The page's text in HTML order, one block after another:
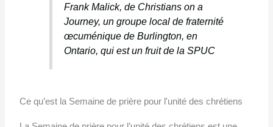
Frank Malick, de Christians on a
Journey, un groupe local de fraternité
œcuménique de Burlington, en
Ontario, qui est un fruit de la SPUC
Ce qu’est la Semaine de prière pour l'unité des chrétiens